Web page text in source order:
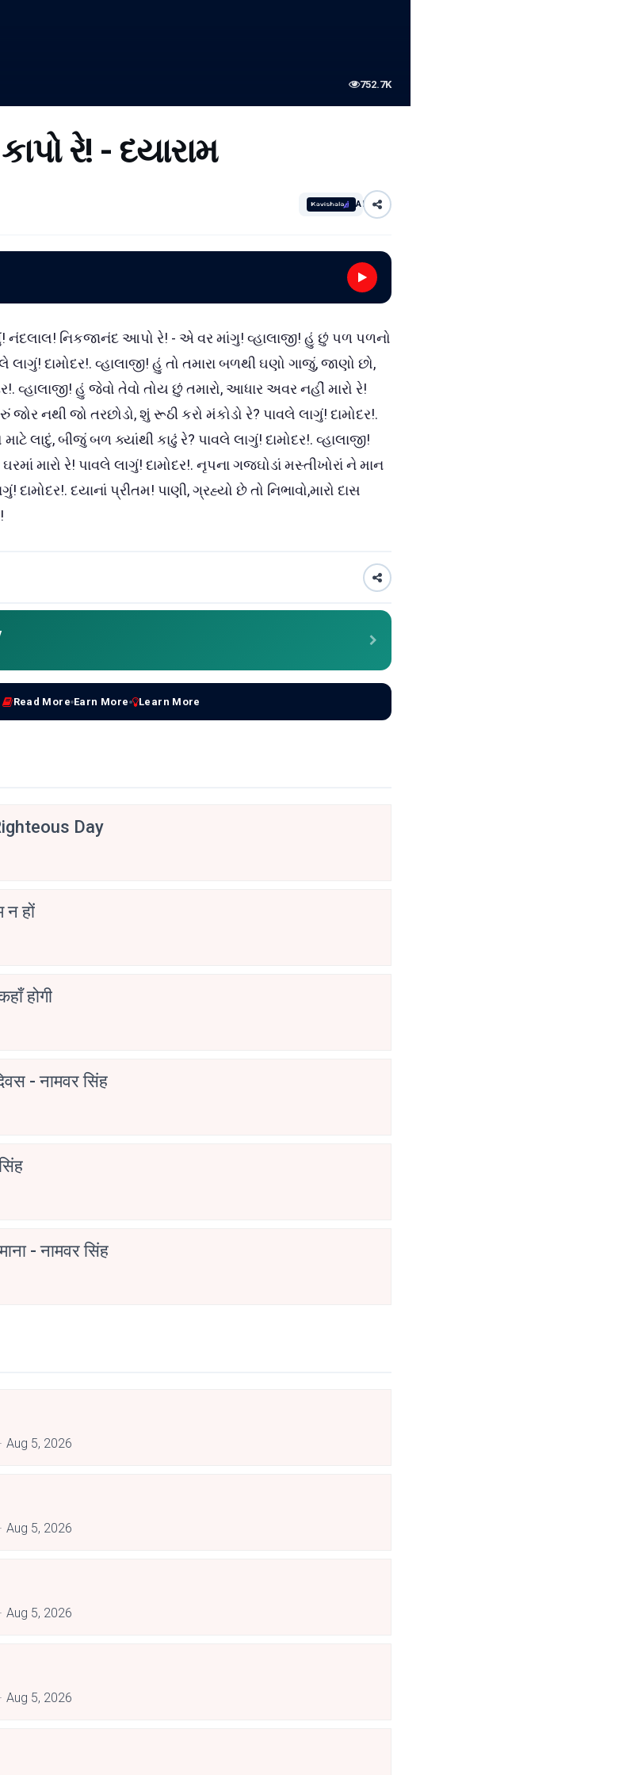
752.7K
રે! - દયારામ
AI
નંદલાલ! નિકજાનંદ આપો રે! - એ વર માંગુ! વ્હાલાજી! હું છું પળ પળનો
લાગું! દામોદર!. વ્હાલાજી! હું તો તમારા બળથી ઘણો ગાજું, જાણો છો,
વ્હાલાજી! હું જેવો તેવો તોય છું તમારો, આધાર અવર નહીં મારો રે!
જોર નથી જો તરછોડો, શું રૂઠી કરો મંકોડો રે? પાવલે લાગું! દામોદર!.
લાદું, બીજું બળ ક્યાંથી કાઢું રે? પાવલે લાગું! દામોદર!. વ્હાલાજી!
મારો રે! પાવલે લાગું! દામોદર!. નૃપના ગજઘોડાં મસ્તીખોરાં ને માન
દામોદર!. દયાનાં પ્રીતમ! પાણી, ગ્રહ્યો છે તો નિભાવો,મારો દાસ
Read More Earn More Learn More
Day
हों
होगी
- नामवर सिंह
- नामवर सिंह
Aug 5, 2026
Aug 5, 2026
Aug 5, 2026
Aug 5, 2026